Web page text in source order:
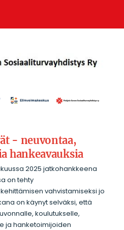
Pohjois-Savon
- neuvontaa,
hankeavauksia
2025 jatkohankkeena
on tehty
vahvistamiseksi jo
on käynyt selväksi, että
koulutukselle,
ja hanketoimijoiden